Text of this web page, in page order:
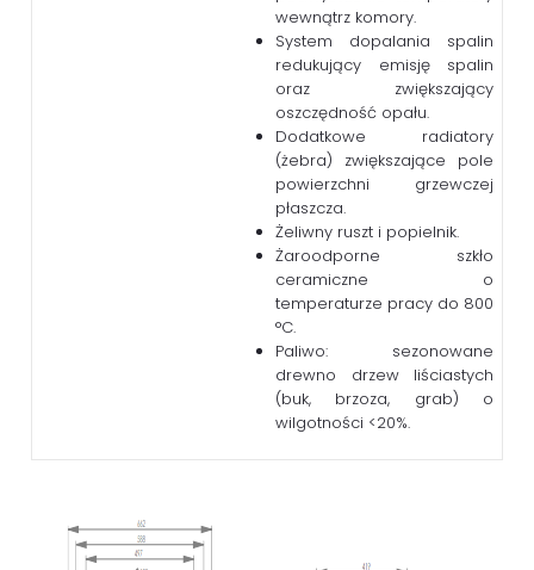
wewnątrz komory.
System dopalania spalin
redukujący emisję spalin
oraz zwiększający
oszczędność opału.
Dodatkowe radiatory
(żebra) zwiększające pole
powierzchni grzewczej
płaszcza.
Żeliwny ruszt i popielnik.
Żaroodporne szkło
ceramiczne o
temperaturze pracy do 800
°C.
Paliwo: sezonowane
drewno drzew liściastych
(buk, brzoza, grab) o
wilgotności <20%.